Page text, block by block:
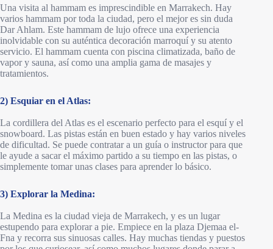
Una visita al hammam es imprescindible en Marrakech. Hay
varios hammam por toda la ciudad, pero el mejor es sin duda
Dar Ahlam. Este hammam de lujo ofrece una experiencia
inolvidable con su auténtica decoración marroquí y su atento
servicio. El hammam cuenta con piscina climatizada, baño de
vapor y sauna, así como una amplia gama de masajes y
tratamientos.
2) Esquiar en el Atlas:
La cordillera del Atlas es el escenario perfecto para el esquí y el
snowboard. Las pistas están en buen estado y hay varios niveles
de dificultad. Se puede contratar a un guía o instructor para que
le ayude a sacar el máximo partido a su tiempo en las pistas, o
simplemente tomar unas clases para aprender lo básico.
3) Explorar la Medina:
La Medina es la ciudad vieja de Marrakech, y es un lugar
estupendo para explorar a pie. Empiece en la plaza Djemaa el-
Fna y recorra sus sinuosas calles. Hay muchas tiendas y puestos